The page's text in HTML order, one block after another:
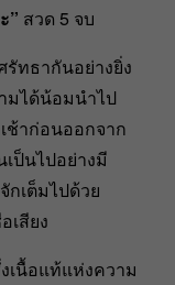
” สวด 5 จบ
รัทธากันอย่างยิ่ง
มได้น้อมนำไป
ช้าก่อนออกจาก
ป็นไปอย่างมี
เต็มไปด้วย
เสียง
เนื้อแท้แห่งความ